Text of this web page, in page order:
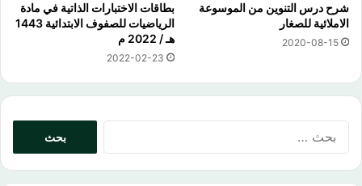
شرح درس التنوين من الموسوعة
الاملائية للصغار
2020-08-15
بطاقات الاختبارات الذاتية في مادة
الرياضيات للصفوف الابتدائية 1443
هـ / 2022 م
2022-02-23